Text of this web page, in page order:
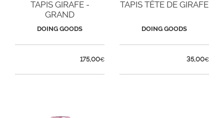
TAPIS GIRAFE -
GRAND
DOING GOODS
175,00€
TAPIS TÊTE DE GIRAFE
DOING GOODS
35,00€